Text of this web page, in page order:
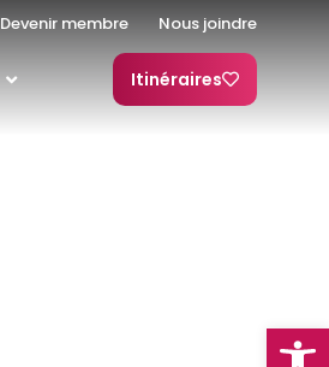
Devenir membre Nous joindre
Itinéraires